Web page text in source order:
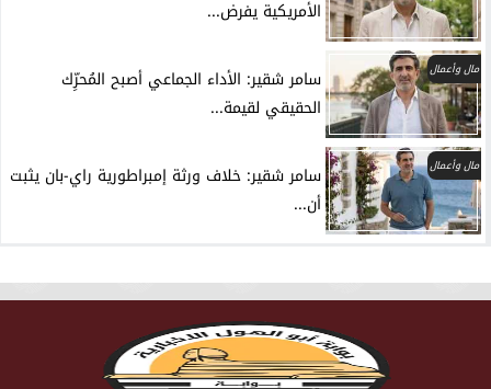
الأمريكية يفرض...
مال وأعمال
سامر شقير: الأداء الجماعي أصبح المُحرِّك
الحقيقي لقيمة...
مال وأعمال
سامر شقير: خلاف ورثة إمبراطورية راي-بان يثبت
أن...